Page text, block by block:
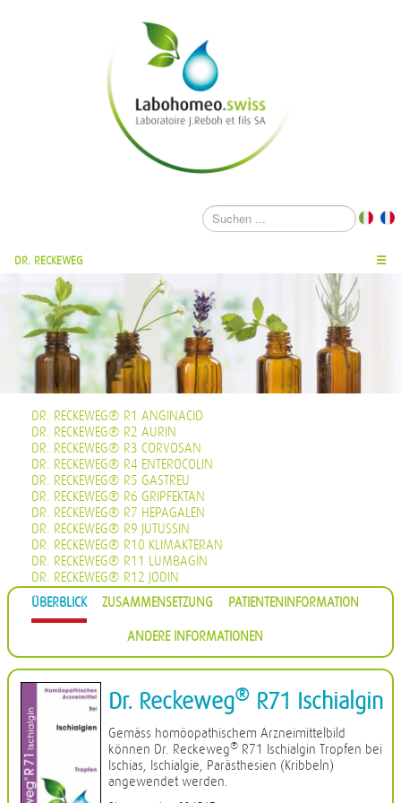
DR. RECKEWEG ☰
DR. RECKEWEG® R1 ANGINACID
DR. RECKEWEG® R2 AURIN
DR. RECKEWEG® R3 CORVOSAN
DR. RECKEWEG® R4 ENTEROCOLIN
DR. RECKEWEG® R5 GASTREU
DR. RECKEWEG® R6 GRIPFEKTAN
DR. RECKEWEG® R7 HEPAGALEN
DR. RECKEWEG® R9 JUTUSSIN
DR. RECKEWEG® R10 KLIMAKTERAN
DR. RECKEWEG® R11 LUMBAGIN
DR. RECKEWEG® R12 JODIN
DR. RECKEWEG® R13 PROHÄMORRHIN
DR. RECKEWEG® R14 QUIETA
DR. RECKEWEG® R16 CIMISAN
DR. RECKEWEG® R17 SCROPHULARIA NOD COMP.
DR. RECKEWEG® R18 CYSTOPHYLIN
DR. RECKEWEG® R19 EUGLANDIN-M
DR. RECKEWEG® R20 EUGLANDIN-F
DR. RECKEWEG® R22 NAJASTHEN
DR. RECKEWEG® R23 NOSODERM
DR. RECKEWEG® R24 PLEURASIN
DR. RECKEWEG® R25 PROSTATAN
DR. RECKEWEG® R26 REMISIN
DR. RECKEWEG® R27 RENOCALCIN
ÜBERBLICK ZUSAMMENSETZUNG PATIENTENINFORMATION
ANDERE INFORMATIONEN
Dr. Reckeweg® R71 Ischialgin
Gemäss homöopathischem Arzneimittelbild
können Dr. Reckeweg® R71 Ischialgin Tropfen bei
Ischias, Ischialgie, Parästhesien (Kribbeln)
angewendet werden.